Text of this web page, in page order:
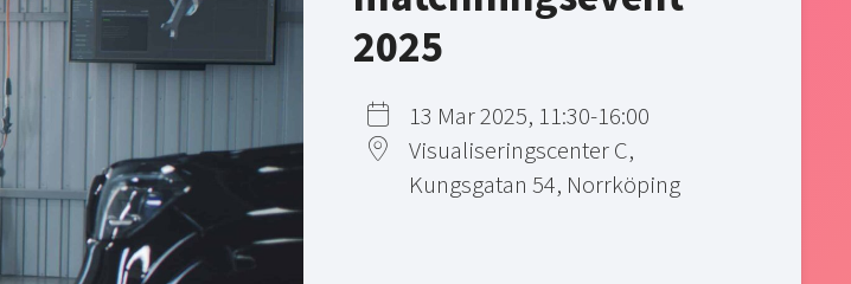
2025
13 Mar 2025, 11:30-16:00
Visualiseringscenter C,
Kungsgatan 54, Norrköping